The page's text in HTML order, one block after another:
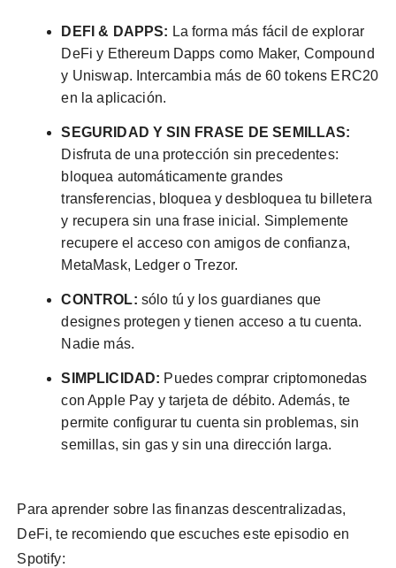
DEFI & DAPPS: La forma más fácil de explorar
DeFi y Ethereum Dapps como Maker, Compound
y Uniswap. Intercambia más de 60 tokens ERC20
en la aplicación.
SEGURIDAD Y SIN FRASE DE SEMILLAS:
Disfruta de una protección sin precedentes:
bloquea automáticamente grandes
transferencias, bloquea y desbloquea tu billetera
y recupera sin una frase inicial. Simplemente
recupere el acceso con amigos de confianza,
MetaMask, Ledger o Trezor.
CONTROL: sólo tú y los guardianes que
designes protegen y tienen acceso a tu cuenta.
Nadie más.
SIMPLICIDAD: Puedes comprar criptomonedas
con Apple Pay y tarjeta de débito. Además, te
permite configurar tu cuenta sin problemas, sin
semillas, sin gas y sin una dirección larga.
Para aprender sobre las finanzas descentralizadas,
DeFi, te recomiendo que escuches este episodio en
Spotify: